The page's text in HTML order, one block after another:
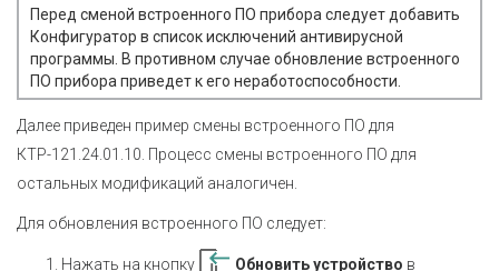
Перед сменой встроенного ПО прибора следует добавить
Конфигуратор в список исключений антивирусной
программы. В противном случае обновление встроенного
ПО прибора приведет к его неработоспособности.
Далее приведен пример смены встроенного ПО для
КТР-121.24.01.10. Процесс смены встроенного ПО для
остальных модификаций аналогичен.
Для обновления встроенного ПО следует:
Нажать на кнопку Обновить устройство в